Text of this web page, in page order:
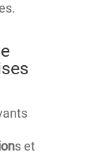
s et